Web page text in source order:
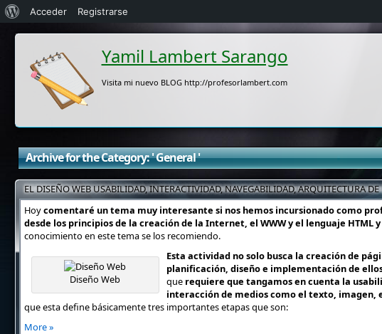
Yamil Lambert Sarango
Visita mi nuevo BLOG http://profesorlambert.com
Archive for the Category: ' General '
EL DISEÑO WEB USABILIDAD, INTERACTIVIDAD, NAVEGABILIDAD, ARQUITECTURA
Hoycomentaré un tema muy interesante si nos hemos incursionado como
desde los principios de la creación de la Internet, el WWW y el lenguaje HTML
conocimiento en este tema se los recomiendo.
Diseño Web
Esta actividad no solo busca la creación de
planificación, diseño e implementación de
que requiere que tangamos en cuenta la
interacción de medios como el texto, imagen,
que esta define básicamente tres importantes etapas que son:
More »
Acerca
de
WordPress
Acceder Registrarse